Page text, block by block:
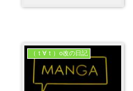
（ｔ∀ｔ）o改の日記